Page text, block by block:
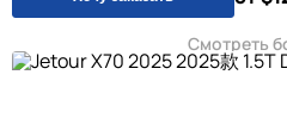
Смотреть